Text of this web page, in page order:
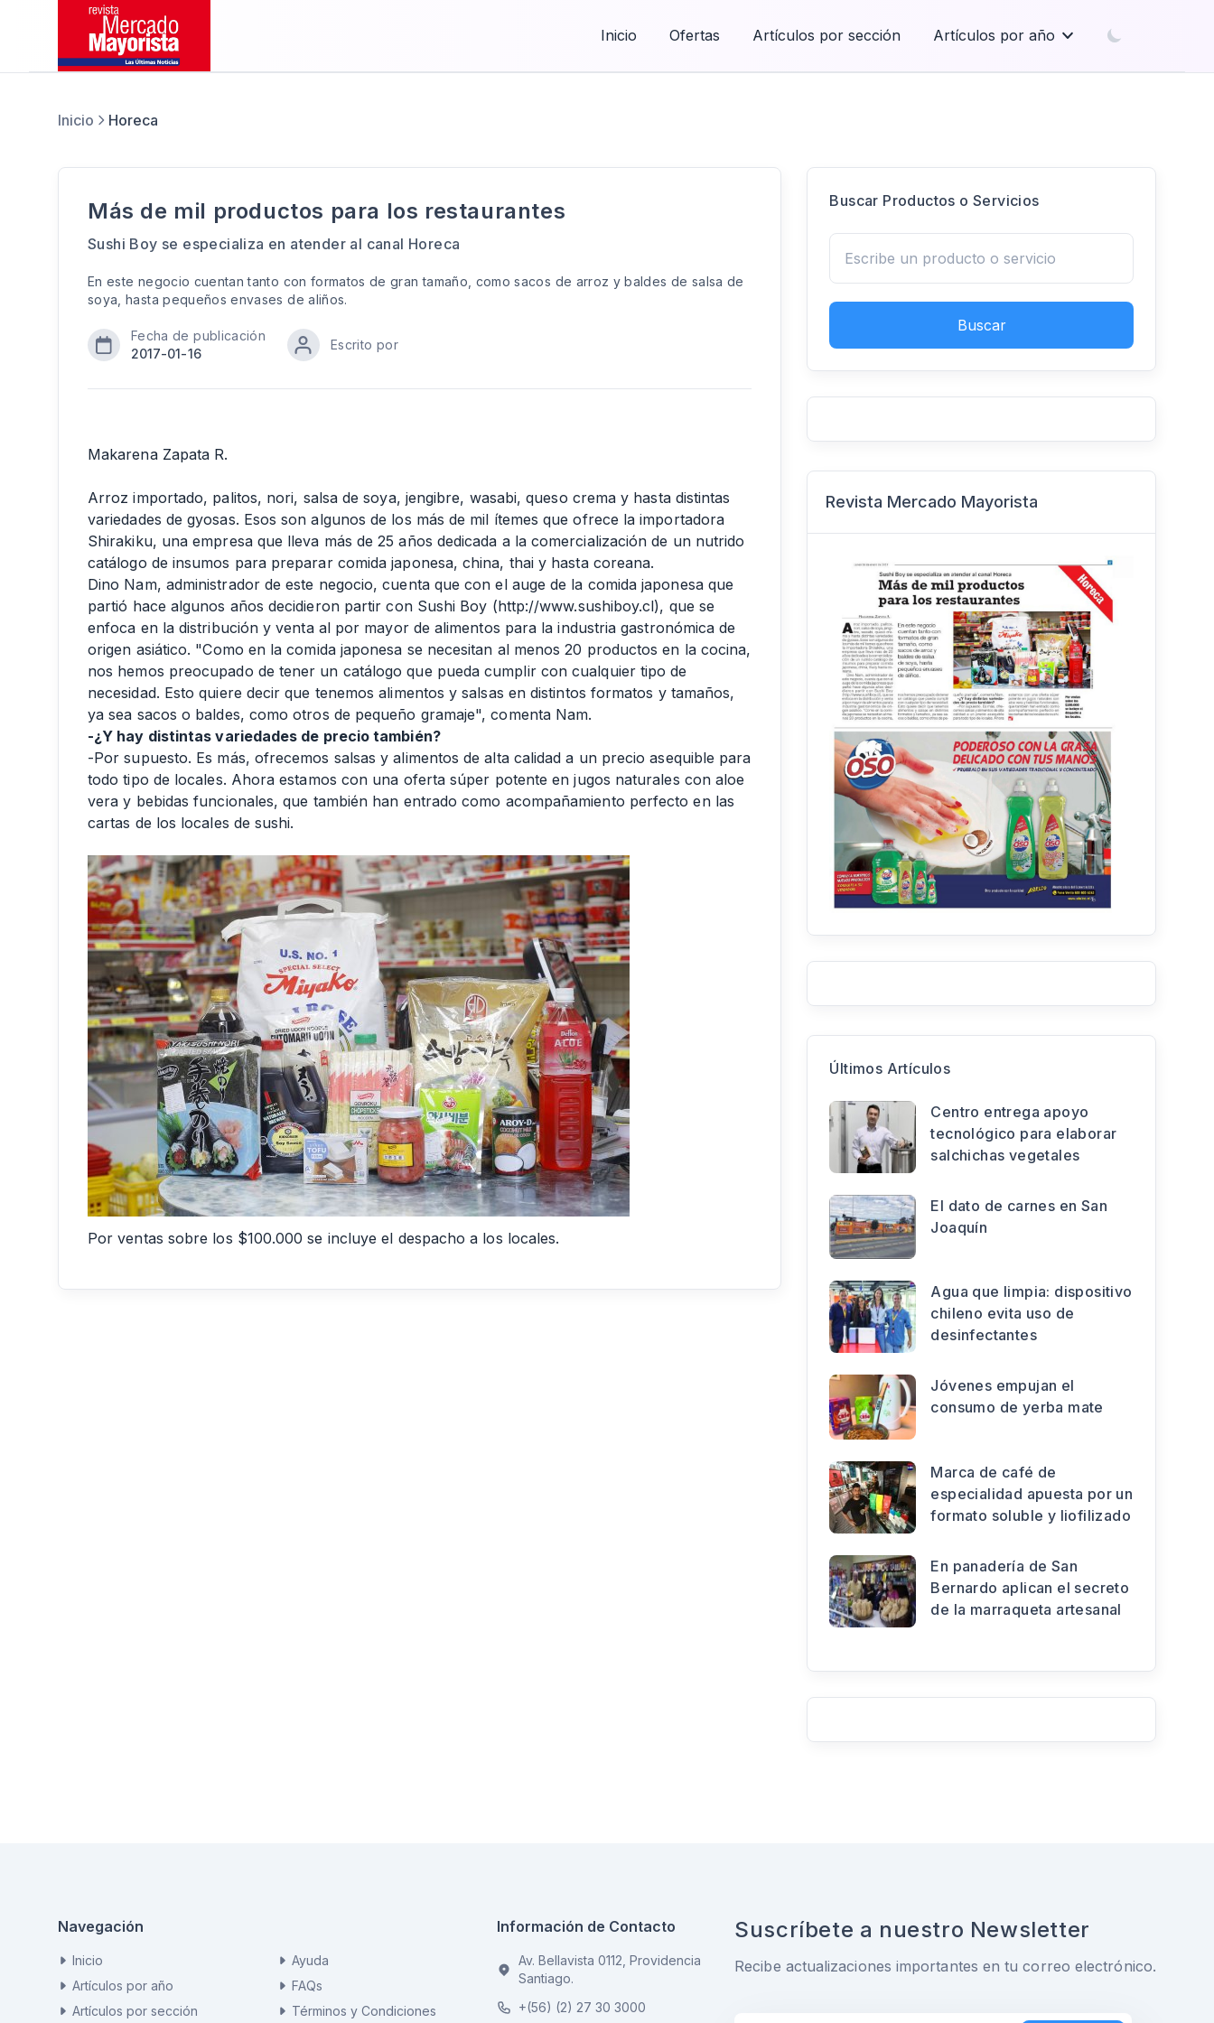
Inicio Ofertas Artículos por sección Artículos por año
Inicio Horeca
Más de mil productos para los restaurantes
Sushi Boy se especializa en atender al canal Horeca
En este negocio cuentan tanto con formatos de gran tamaño, como sacos de arroz y baldes de salsa de
soya, hasta pequeños envases de aliños.
Fecha de publicación
2017-01-16
Escrito por
Makarena Zapata R.
Arroz importado, palitos, nori, salsa de soya, jengibre, wasabi, queso crema y hasta distintas
variedades de gyosas. Esos son algunos de los más de mil ítemes que ofrece la importadora
Shirakiku, una empresa que lleva más de 25 años dedicada a la comercialización de un nutrido
catálogo de insumos para preparar comida japonesa, china, thai y hasta coreana.
Dino Nam, administrador de este negocio, cuenta que con el auge de la comida japonesa que
partió hace algunos años decidieron partir con Sushi Boy (http://www.sushiboy.cl), que se
enfoca en la distribución y venta al por mayor de alimentos para la industria gastronómica de
origen asiático. "Como en la comida japonesa se necesitan al menos 20 productos en la cocina,
nos hemos preocupado de tener un catálogo que pueda cumplir con cualquier tipo de
necesidad. Esto quiere decir que tenemos alimentos y salsas en distintos formatos y tamaños,
ya sea sacos o baldes, como otros de pequeño gramaje", comenta Nam.
-¿Y hay distintas variedades de precio también?
-Por supuesto. Es más, ofrecemos salsas y alimentos de alta calidad a un precio asequible para
todo tipo de locales. Ahora estamos con una oferta súper potente en jugos naturales con aloe
vera y bebidas funcionales, que también han entrado como acompañamiento perfecto en las
cartas de los locales de sushi.
Por ventas sobre los $100.000 se incluye el despacho a los locales.
Buscar Productos o Servicios
Buscar
Revista Mercado Mayorista
Últimos Artículos
Centro entrega apoyo
tecnológico para elaborar
salchichas vegetales
El dato de carnes en San
Joaquín
Agua que limpia: dispositivo
chileno evita uso de
desinfectantes
Jóvenes empujan el
consumo de yerba mate
Marca de café de
especialidad apuesta por un
formato soluble y liofilizado
En panadería de San
Bernardo aplican el secreto
de la marraqueta artesanal
Navegación
Inicio
Artículos por año
Artículos por sección
Ayuda
FAQs
Términos y Condiciones
Información de Contacto
Av. Bellavista 0112, Providencia
Santiago.
+(56) (2) 27 30 3000
Suscríbete a nuestro Newsletter
Recibe actualizaciones importantes en tu correo electrónico.